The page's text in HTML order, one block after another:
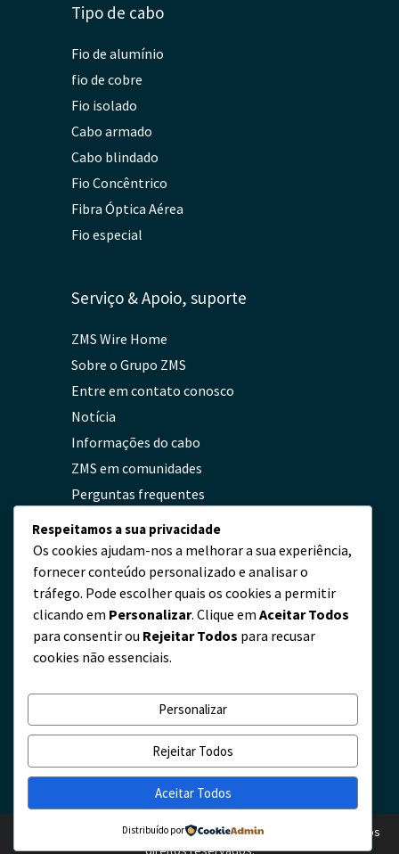
Tipo de cabo
Fio de alumínio
fio de cobre
Fio isolado
Cabo armado
Cabo blindado
Fio Concêntrico
Fibra Óptica Aérea
Fio especial
Serviço & Apoio, suporte
ZMS Wire Home
Sobre o Grupo ZMS
Entre em contato conosco
Notícia
Informações do cabo
ZMS em comunidades
Perguntas frequentes
Política de privacidade
Contato
servicio@zmscable.es
+86-371-67829333
Praça de Kaixuan, Zhengzhou, China
direito autoral © 2010 - 2026 Empresa de cabos ZMS. Ltda. Todos os
direitos reservados.
Respeitamos a sua privacidade
Os cookies ajudam-nos a melhorar a sua experiência,
fornecer conteúdo personalizado e analisar o
tráfego. Pode escolher quais os cookies a permitir
clicando em Personalizar. Clique em Aceitar Todos
para consentir ou Rejeitar Todos para recusar
cookies não essenciais.
Personalizar
Rejeitar Todos
Aceitar Todos
Distribuído por